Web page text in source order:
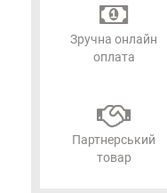
Зручна онлайн
оплата
Партнерський
товар